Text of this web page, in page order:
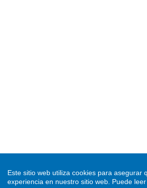
Este sitio web utiliza cookies para asegurar
experiencia en nuestro sitio web. Puede